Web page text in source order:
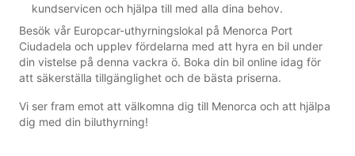
kundservicen och hjälpa till med alla dina behov.
Besök vår Europcar-uthyrningslokal på Menorca Port
Ciudadela och upplev fördelarna med att hyra en bil under
din vistelse på denna vackra ö. Boka din bil online idag för
att säkerställa tillgänglighet och de bästa priserna.
Vi ser fram emot att välkomna dig till Menorca och att hjälpa
dig med din biluthyrning!